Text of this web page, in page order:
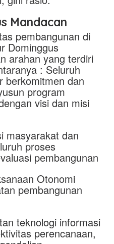
Mandacan
pembangunan di
Dominggus
arahan yang terdiri
: Seluruh
berkomitmen dan
program
visi dan misi
masyarakat dan
proses
pembangunan
Otonomi
pembangunan
teknologi informasi
perencanaan,